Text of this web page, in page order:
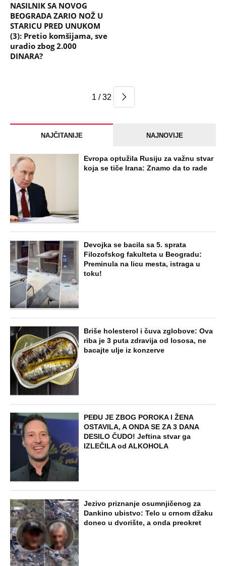
NASILNIK SA NOVOG
BEOGRADA ZARIO NOŽ U
STARICU PRED UNUKOM
(3): Pretio komšijama, sve
uradio zbog 2.000
DINARA?
1 / 32
NAJČITANIJE NAJNOVIJE
Evropa optužila Rusiju za važnu stvar
koja se tiče Irana: Znamo da to rade
Devojka se bacila sa 5. sprata
Filozofskog fakulteta u Beogradu:
Preminula na licu mesta, istraga u
toku!
Briše holesterol i čuva zglobove: Ova
riba je 3 puta zdravija od lososa, ne
bacajte ulje iz konzerve
PEĐU JE ZBOG POROKA I ŽENA
OSTAVILA, A ONDA SE ZA 3 DANA
DESILO ČUDO! Jeftina stvar ga
IZLEČILA od ALKOHOLA
Jezivo priznanje osumnjičenog za
Dankino ubistvo: Telo u crnom džaku
doneo u dvorište, a onda preokret